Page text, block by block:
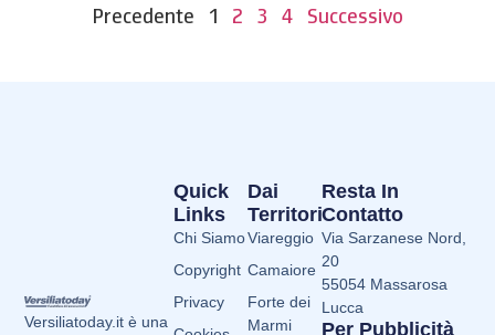
Precedente 1 2 3 4 Successivo
Versiliatoday.it è una
Dai
Territori
Viareggio
Camaiore
Forte dei
Marmi
Quick
Links
Chi Siamo
Copyright
Privacy
Resta In
Contatto
Via Sarzanese Nord,
20
55054 Massarosa
Lucca
Per Pubblicità